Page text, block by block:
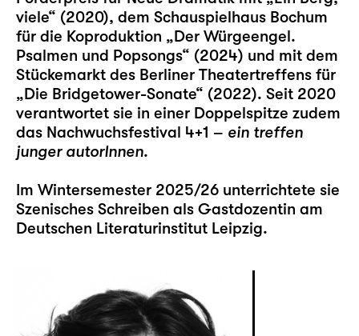
viele“ (2020), dem Schauspielhaus Bochum
für die Koproduktion „Der Würgeengel.
Psalmen und Popsongs“ (2024) und mit dem
Stückemarkt des Berliner Theatertreffens für
„Die Bridgetower-Sonate“ (2022). Seit 2020
verantwortet sie in einer Doppelspitze zudem
das Nachwuchsfestival 4+1 – ein treffen
junger autorInnen.
Im Wintersemester 2025/26 unterrichtete sie
Szenisches Schreiben als Gastdozentin am
Deutschen Literaturinstitut Leipzig.